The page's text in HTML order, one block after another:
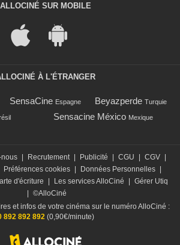
ALLOCINÉ SUR MOBILE
À L'ÉTRANGER
SensaCine Espagne Beyazperde Turquie
Sensacine México Mexique
nous | Recrutement | Publicité | CGU | CGV |
Préférences cookies | Données Personnelles |
d'écriture | Les services AlloCiné | Gérer Utiq
| ©AlloCiné
et infos de votre cinéma sur le numéro AlloCiné :
892 892 892 (0,90€/minute)